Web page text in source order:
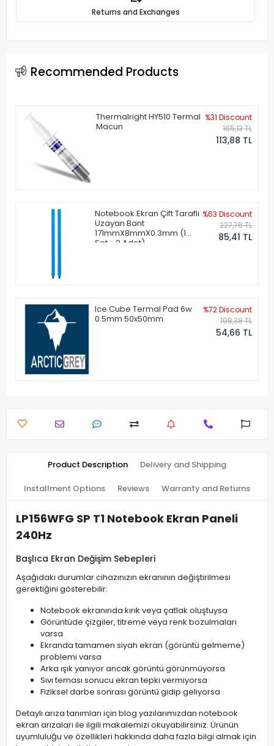
Returns and Exchanges
Recommended Products
Thermalright HY510 Termal
Macun
%31 Discount
165,13 TL
113,88 TL
Notebook Ekran Çift Taraflı
Uzayan Bant
171mmX8mmX0.3mm (1
Set - 2 Adet)
%63 Discount
227,76 TL
85,41 TL
Ice Cube Termal Pad 6w
0.5mm 50x50mm
%72 Discount
198,38 TL
54,66 TL
Product Description Delivery and Shipping
Installment Options Reviews Warranty and Returns
LP156WFG SP T1 Notebook Ekran Paneli
240Hz
Başlıca Ekran Değişim Sebepleri
Aşağıdaki durumlar cihazınızın ekranının değiştirilmesi
gerektiğini gösterebilir:
Notebook ekranında kırık veya çatlak oluştuysa
Görüntüde çizgiler, titreme veya renk bozulmaları
varsa
Ekranda tamamen siyah ekran (görüntü gelmeme)
problemi varsa
Arka ışık yanıyor ancak görüntü görünmüyorsa
Sıvı teması sonucu ekran tepki vermiyorsa
Fiziksel darbe sonrası görüntü gidip geliyorsa
Detaylı arıza tanımları için blog yazılarımızdan notebook
ekran arızaları ile ilgili makalemizi okuyabilirsiniz. Ürünün
uyumluluğu ve özellikleri hakkında daha fazla bilgi almak için